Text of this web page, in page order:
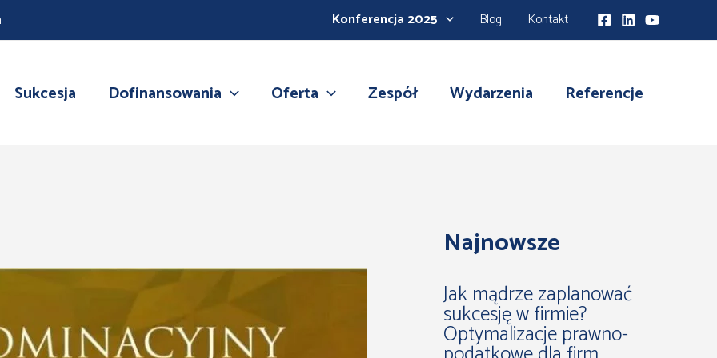
Konferencja 2025 Blog Kontakt
Sukcesja Dofinansowania Oferta Zespół Wydarzenia Referencje
Najnowsze
Jak mądrze zaplanować
sukcesję w firmie?
Optymalizacje prawno-